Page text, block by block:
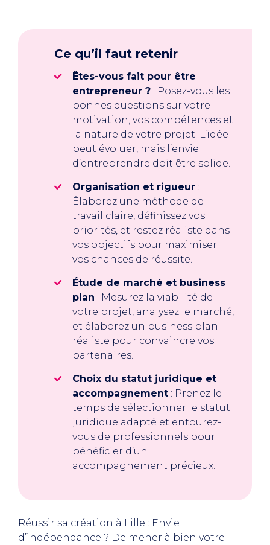
Ce qu’il faut retenir
Êtes-vous fait pour être
entrepreneur ? : Posez-vous les
bonnes questions sur votre
motivation, vos compétences et
la nature de votre projet. L’idée
peut évoluer, mais l’envie
d’entreprendre doit être solide.
Organisation et rigueur :
Élaborez une méthode de
travail claire, définissez vos
priorités, et restez réaliste dans
vos objectifs pour maximiser
vos chances de réussite.
Étude de marché et business
plan : Mesurez la viabilité de
votre projet, analysez le marché,
et élaborez un business plan
réaliste pour convaincre vos
partenaires.
Choix du statut juridique et
accompagnement : Prenez le
temps de sélectionner le statut
juridique adapté et entourez-
vous de professionnels pour
bénéficier d’un
accompagnement précieux.
Réussir sa création à Lille : Envie
d’indépendance ? De mener à bien votre